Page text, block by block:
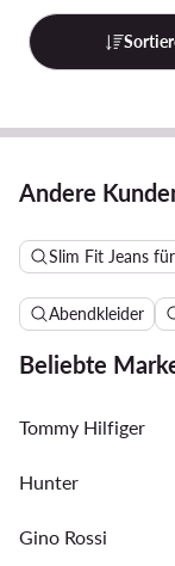
Andere
Slim Fit Jeans
Abendkleider
Beliebte
Tommy Hilfiger
Hunter
Gino Rossi